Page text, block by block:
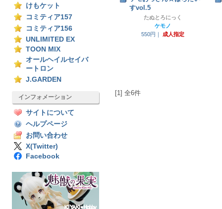
けもケット
コミティア157
コミティア156
UNLIMITED EX
TOON MIX
オールヘイルセイバ
ートロン
J.GARDEN
インフォメーション
サイトについて
ヘルプページ
お問い合わせ
X(Twitter)
Facebook
すvol.5
たぬとろにっく
ケモノ
550円｜
成人指定
[1] 全6件